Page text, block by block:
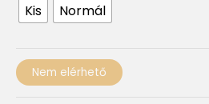
Kis Normál
Nem elérhető